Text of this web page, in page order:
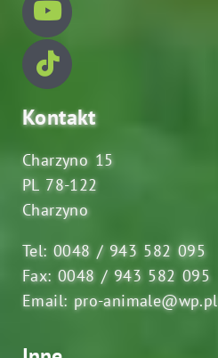
Kontakt
Charzyno 15
PL 78-122
Charzyno
Tel: 0048 / 943 582 095
Fax: 0048 / 943 582 095
Email: pro-animale@wp.pl